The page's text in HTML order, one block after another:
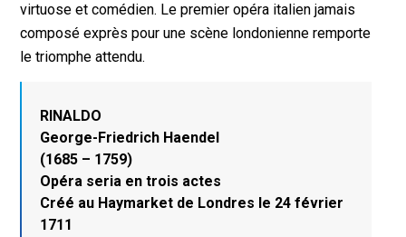
virtuose et comédien. Le premier opéra italien jamais
composé exprès pour une scène londonienne remporte
le triomphe attendu.
RINALDO
George-Friedrich Haendel
(1685 – 1759)
Opéra seria en trois actes
Créé au Haymarket de Londres le 24 février
1711